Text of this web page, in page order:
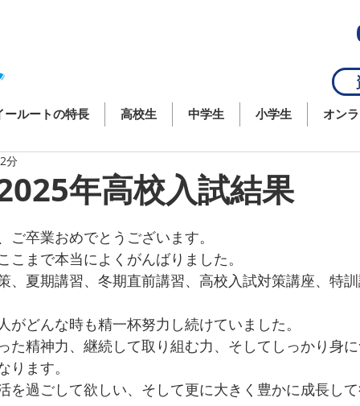
ールートの特長 高校生 中学生 小学生 オン
年高校入試結果
分
ご卒業おめでとうございます。
こまで本当によくがんばりました。
、夏期講習、冬期直前講習、高校入試対策講座、特
がどんな時も精一杯努力し続けていました。
た精神力、継続して取り組む力、そしてしっかり身に
ます。
を過ごして欲しい、そして更に大きく豊かに成長し